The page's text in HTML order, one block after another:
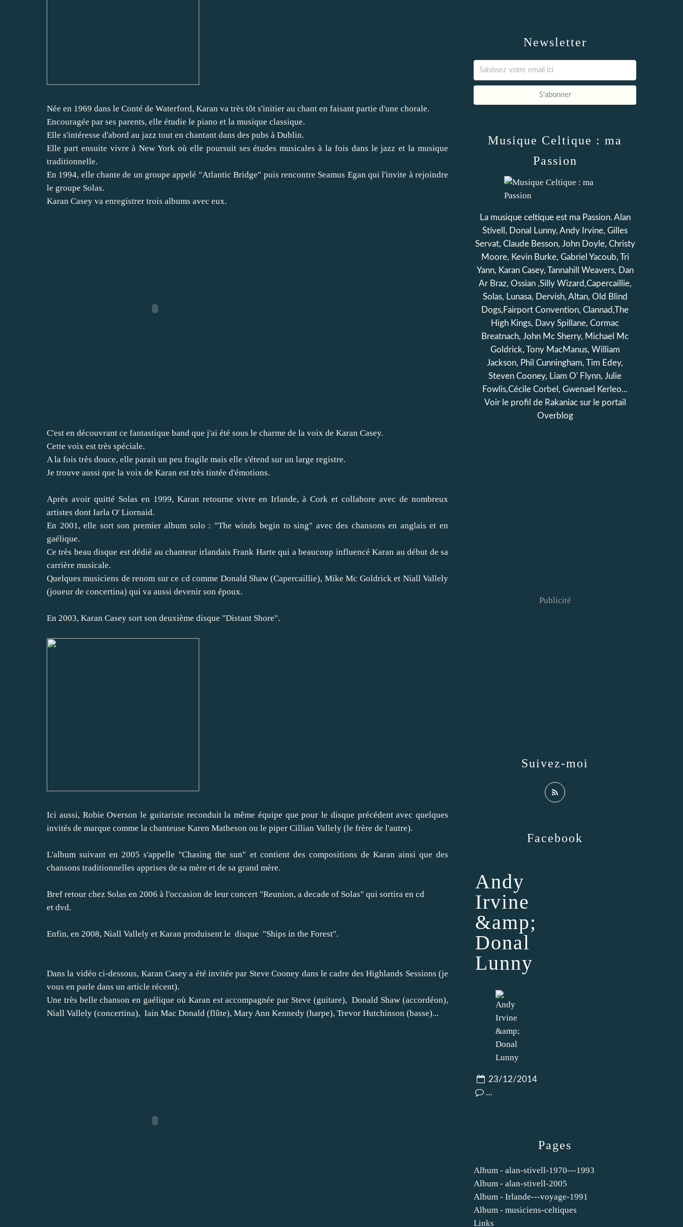
Née en 1969 dans le Conté de Waterford, Karan va très tôt s'initier au chant en faisant partie d'une chorale.
Encouragée par ses parents, elle étudie le piano et la musique classique.
Elle s'intéresse d'abord au jazz tout en chantant dans des pubs à Dublin.
Elle part ensuite vivre à New York où elle poursuit ses études musicales à la fois dans le jazz et la musique
traditionnelle.
En 1994, elle chante de un groupe appelé "Atlantic Bridge" puis rencontre Seamus Egan qui l'invite à rejoindre
le groupe Solas.
Karan Casey va enregistrer trois albums avec eux.
C'est en découvrant ce fantastique band que j'ai été sous le charme de la voix de Karan Casey.
Cette voix est très spéciale.
A la fois très douce, elle parait un peu fragile mais elle s'étend sur un large registre.
Je trouve aussi que la voix de Karan est très tintée d'émotions.
Après avoir quitté Solas en 1999, Karan retourne vivre en Irlande, à Cork et collabore avec de nombreux
artistes dont Iarla O' Liornaid.
En 2001, elle sort son premier album solo : "The winds begin to sing" avec des chansons en anglais et en
gaélique.
Ce très beau disque est dédié au chanteur irlandais Frank Harte qui a beaucoup influencé Karan au début de sa
carrière musicale.
Quelques musiciens de renom sur ce cd comme Donald Shaw (Capercaillie), Mike Mc Goldrick et Niall Vallely
(joueur de concertina) qui va aussi devenir son époux.
En 2003, Karan Casey sort son deuxième disque "Distant Shore".
Ici aussi, Robie Overson le guitariste reconduit la même équipe que pour le disque précédent avec quelques
invités de marque comme la chanteuse Karen Matheson ou le piper Cillian Vallely (le frère de l'autre).
L'album suivant en 2005 s'appelle "Chasing the sun" et contient des compositions de Karan ainsi que des
chansons traditionnelles apprises de sa mère et de sa grand mère.
Bref retour chez Solas en 2006 à l'occasion de leur concert "Reunion, a decade of Solas" qui sortira en cd
et dvd.
Enfin, en 2008, Niall Vallely et Karan produisent le disque "Ships in the Forest".
Dans la vidéo ci-dessous, Karan Casey a été invitée par Steve Cooney dans le cadre des Highlands Sessions (je
vous en parle dans un article récent).
Une très belle chanson en gaélique où Karan est accompagnée par Steve (guitare), Donald Shaw (accordéon),
Niall Vallely (concertina), Iain Mac Donald (flûte), Mary Ann Kennedy (harpe), Trevor Hutchinson (basse)...
Newsletter
Pages
Album - alan-stivell-1970---1993
Album - alan-stivell-2005
Album - Irlande---voyage-1991
Album - musiciens-celtiques
Links
Musique Celtique : ma
Passion
La musique celtique est ma Passion. Alan
Stivell, Donal Lunny, Andy Irvine, Gilles
Servat, Claude Besson, John Doyle, Christy
Moore, Kevin Burke, Gabriel Yacoub, Tri
Yann, Karan Casey, Tannahill Weavers, Dan
Ar Braz, Ossian ,Silly Wizard,Capercaillie,
Solas, Lunasa, Dervish, Altan, Old Blind
Dogs,Fairport Convention, Clannad,The
High Kings, Davy Spillane, Cormac
Breatnach, John Mc Sherry, Michael Mc
Goldrick, Tony MacManus, William
Jackson, Phil Cunningham, Tim Edey,
Steven Cooney, Liam O' Flynn, Julie
Fowlis,Cécile Corbel, Gwenael Kerleo...
Voir le profil de Rakaniacsur le portail
Overblog
Suivez-moi
Facebook
Andy
Irvine
&amp;
Donal
Lunny
23/12/2014
…
Publicité